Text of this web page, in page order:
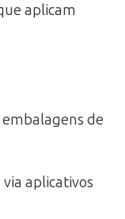
aplicam
de
via aplicativos